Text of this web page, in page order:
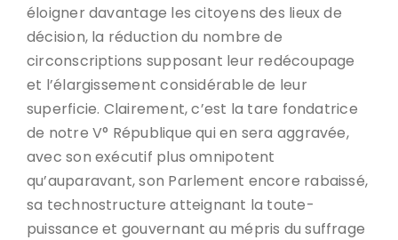
éloigner davantage les citoyens des lieux de
décision, la réduction du nombre de
circonscriptions supposant leur redécoupage
et l’élargissement considérable de leur
superficie. Clairement, c’est la tare fondatrice
de notre V° République qui en sera aggravée,
avec son exécutif plus omnipotent
qu’auparavant, son Parlement encore rabaissé,
sa technostructure atteignant la toute-
puissance et gouvernant au mépris du suffrage